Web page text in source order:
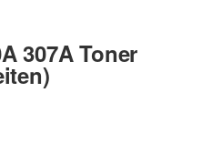
307A Toner